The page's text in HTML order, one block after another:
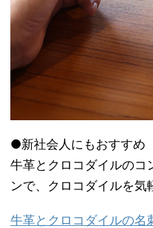
●新社会人にもおすすめ
牛革とクロコダイルのコ
ンで、クロコダイルを気
牛革とクロコダイルの名